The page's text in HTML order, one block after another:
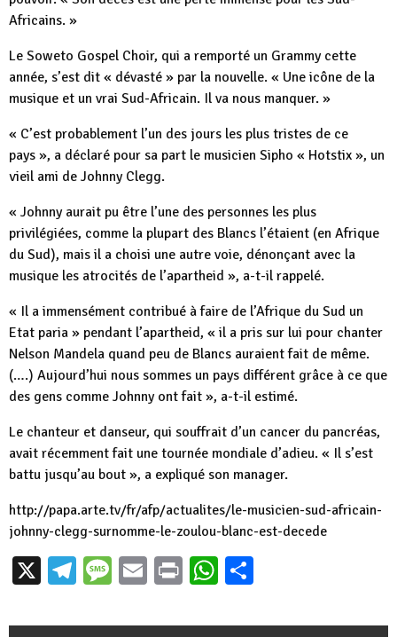
Africains. »
Le Soweto Gospel Choir, qui a remporté un Grammy cette
année, s’est dit « dévasté » par la nouvelle. « Une icône de la
musique et un vrai Sud-Africain. Il va nous manquer. »
« C’est probablement l’un des jours les plus tristes de ce
pays », a déclaré pour sa part le musicien Sipho « Hotstix », un
vieil ami de Johnny Clegg.
« Johnny aurait pu être l’une des personnes les plus
privilégiées, comme la plupart des Blancs l’étaient (en Afrique
du Sud), mais il a choisi une autre voie, dénonçant avec la
musique les atrocités de l’apartheid », a-t-il rappelé.
« Il a immensément contribué à faire de l’Afrique du Sud un
Etat paria » pendant l’apartheid, « il a pris sur lui pour chanter
Nelson Mandela quand peu de Blancs auraient fait de même.
(….) Aujourd’hui nous sommes un pays différent grâce à ce que
des gens comme Johnny ont fait », a-t-il estimé.
Le chanteur et danseur, qui souffrait d’un cancer du pancréas,
avait récemment fait une tournée mondiale d’adieu. « Il s’est
battu jusqu’au bout », a expliqué son manager.
http://papa.arte.tv/fr/afp/actualites/le-musicien-sud-africain-
johnny-clegg-surnomme-le-zoulou-blanc-est-decede
X Telegram
Message
EmailPrintWhatsApp